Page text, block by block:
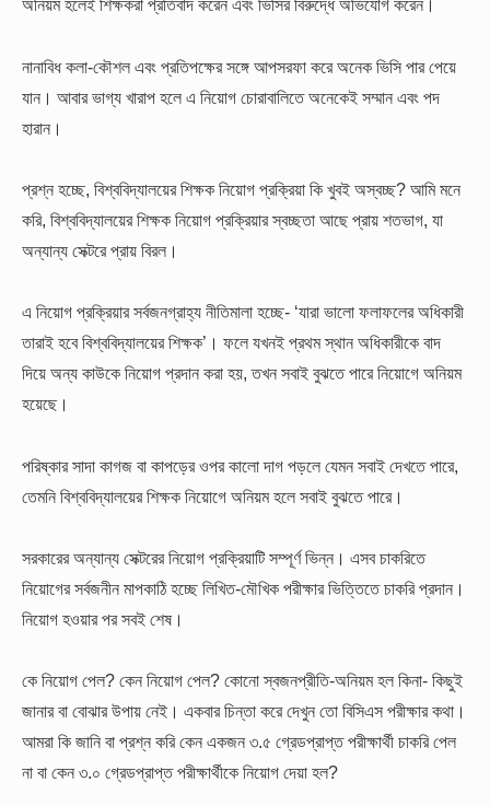
অনিয়ম হলেই শিক্ষকরা প্রতিবাদ করেন এবং ভিসির বিরুদ্ধে অভিযোগ করেন।
নানাবিধ কলা-কৌশল এবং প্রতিপক্ষের সঙ্গে আপসরফা করে অনেক ভিসি পার পেয়ে
যান। আবার ভাগ্য খারাপ হলে এ নিয়োগ চোরাবালিতে অনেকেই সম্মান এবং পদ
হারান।
প্রশ্ন হচ্ছে, বিশ্ববিদ্যালয়ের শিক্ষক নিয়োগ প্রক্রিয়া কি খুবই অস্বচ্ছ? আমি মনে
করি, বিশ্ববিদ্যালয়ের শিক্ষক নিয়োগ প্রক্রিয়ার স্বচ্ছতা আছে প্রায় শতভাগ, যা
অন্যান্য সেক্টরে প্রায় বিরল।
এ নিয়োগ প্রক্রিয়ার সর্বজনগ্রাহ্য নীতিমালা হচ্ছে- ‘যারা ভালো ফলাফলের অধিকারী
তারাই হবে বিশ্ববিদ্যালয়ের শিক্ষক’। ফলে যখনই প্রথম স্থান অধিকারীকে বাদ
দিয়ে অন্য কাউকে নিয়োগ প্রদান করা হয়, তখন সবাই বুঝতে পারে নিয়োগে অনিয়ম
হয়েছে।
পরিষ্কার সাদা কাগজ বা কাপড়ের ওপর কালো দাগ পড়লে যেমন সবাই দেখতে পারে,
তেমনি বিশ্ববিদ্যালয়ের শিক্ষক নিয়োগে অনিয়ম হলে সবাই বুঝতে পারে।
সরকারের অন্যান্য সেক্টরের নিয়োগ প্রক্রিয়াটি সম্পূর্ণ ভিন্ন। এসব চাকরিতে
নিয়োগের সর্বজনীন মাপকাঠি হচ্ছে লিখিত-মৌখিক পরীক্ষার ভিত্তিতে চাকরি প্রদান।
নিয়োগ হওয়ার পর সবই শেষ।
কে নিয়োগ পেল? কেন নিয়োগ পেল? কোনো স্বজনপ্রীতি-অনিয়ম হল কিনা- কিছুই
জানার বা বোঝার উপায় নেই। একবার চিন্তা করে দেখুন তো বিসিএস পরীক্ষার কথা।
আমরা কি জানি বা প্রশ্ন করি কেন একজন ৩.৫ গ্রেডপ্রাপ্ত পরীক্ষার্থী চাকরি পেল
না বা কেন ৩.০ গ্রেডপ্রাপ্ত পরীক্ষার্থীকে নিয়োগ দেয়া হল?